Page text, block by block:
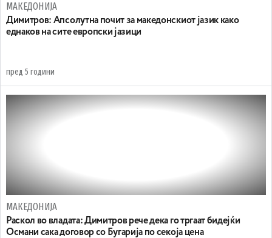
МАКЕДОНИЈА
Димитров: Апсолутна почит за македонскиот јазик како
еднаков на сите европски јазици
пред 5 години
МАКЕДОНИЈА
Раскол во владата: Димитров рече дека го тргаат бидејќи
Османи сака договор со Бугарија по секоја цена